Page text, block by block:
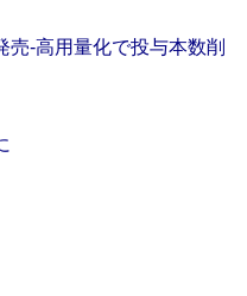
売‐高用量化で投与本数削